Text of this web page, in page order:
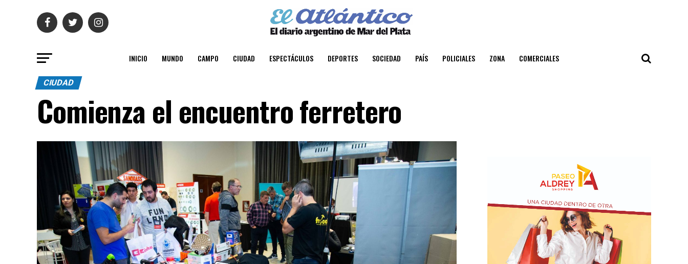
INICIO MUNDO CAMPO CIUDAD ESPECTÁCULOS DEPORTES SOCIEDAD PAÍS POLICIALES ZONA COMERCIALES
CIUDAD
Comienza el encuentro ferretero